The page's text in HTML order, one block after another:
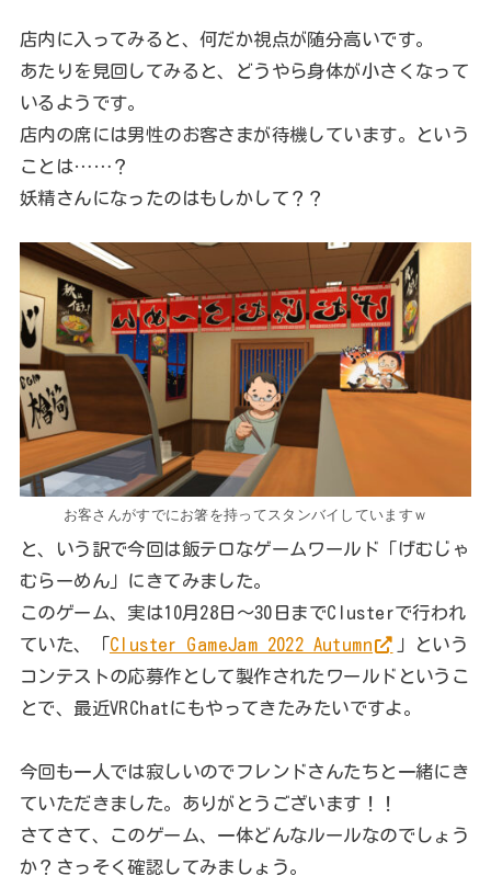
店内に入ってみると、何だか視点が随分高いです。
あたりを見回してみると、どうやら身体が小さくなって
いるようです。
店内の席には男性のお客さまが待機しています。という
ことは……？
妖精さんになったのはもしかして？？
お客さんがすでにお箸を持ってスタンバイしていますｗ
と、いう訳で今回は飯テロなゲームワールド「げむじゃ
むらーめん」にきてみました。
このゲーム、実は10月28日～30日までClusterで行われ
ていた、「Cluster GameJam 2022 Autumn
」という
コンテストの応募作として製作されたワールドというこ
とで、最近VRChatにもやってきたみたいですよ。
今回も一人では寂しいのでフレンドさんたちと一緒にき
ていただきました。ありがとうございます！！
さてさて、このゲーム、一体どんなルールなのでしょう
か？さっそく確認してみましょう。